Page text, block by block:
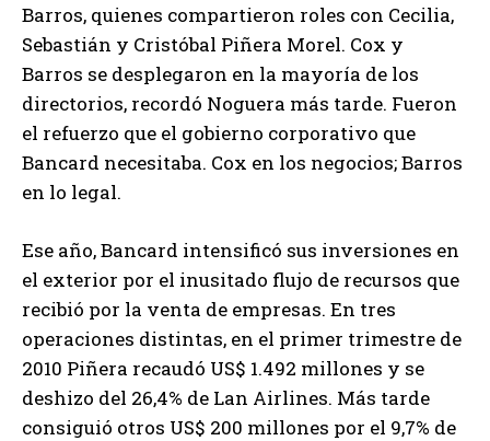
Barros, quienes compartieron roles con Cecilia,
Sebastián y Cristóbal Piñera Morel. Cox y
Barros se desplegaron en la mayoría de los
directorios, recordó Noguera más tarde. Fueron
el refuerzo que el gobierno corporativo que
Bancard necesitaba. Cox en los negocios; Barros
en lo legal.
Ese año, Bancard intensificó sus inversiones en
el exterior por el inusitado flujo de recursos que
recibió por la venta de empresas. En tres
operaciones distintas, en el primer trimestre de
2010 Piñera recaudó US$ 1.492 millones y se
deshizo del 26,4% de Lan Airlines. Más tarde
consiguió otros US$ 200 millones por el 9,7% de